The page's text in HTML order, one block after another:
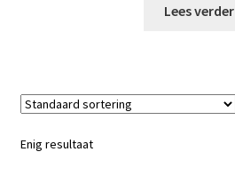
Lees verder
Enig resultaat